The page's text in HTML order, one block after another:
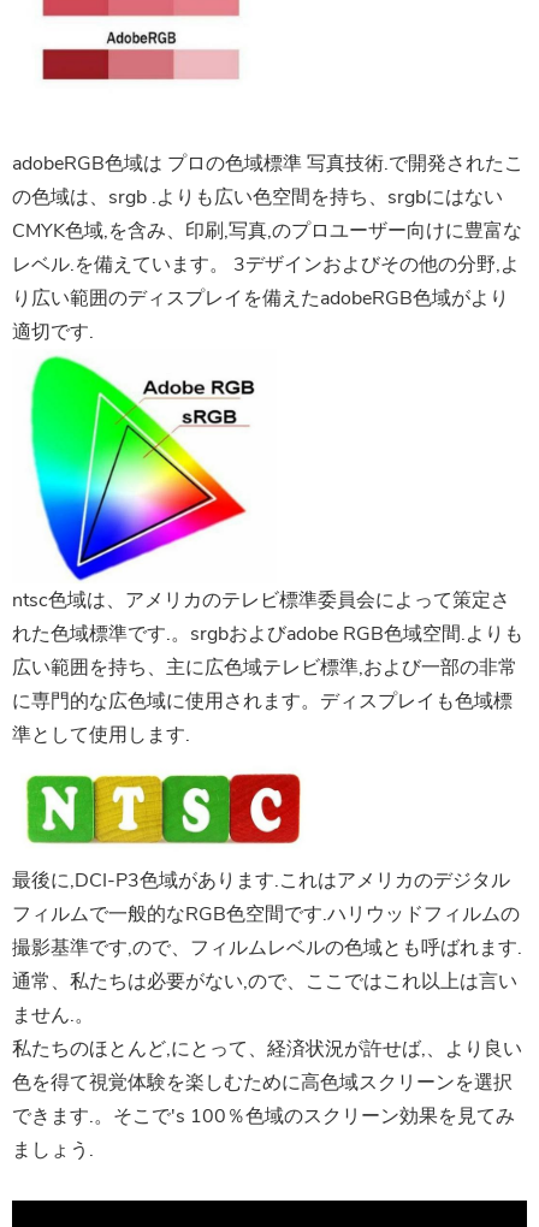
adobeRGB色域は プロの色域標準写真技術.で開発されたこ
の色域は、srgb .よりも広い色空間を持ち、srgbにはない
CMYK色域,を含み、印刷,写真,のプロユーザー向けに豊富な
レベル.を備えています。 3デザインおよびその他の分野,よ
り広い範囲のディスプレイを備えたadobeRGB色域がより
適切です.
ntsc色域は、アメリカのテレビ標準委員会によって策定さ
れた色域標準です.。srgbおよびadobe RGB色域空間.よりも
広い範囲を持ち、主に広色域テレビ標準,および一部の非常
に専門的な広色域に使用されます。ディスプレイも色域標
準として使用します.
最後に,DCI-P3色域があります.これはアメリカのデジタル
フィルムで一般的なRGB色空間です.ハリウッドフィルムの
撮影基準です,ので、フィルムレベルの色域とも呼ばれます.
通常、私たちは必要がない,ので、ここではこれ以上は言い
ません.。
私たちのほとんど,にとって、経済状況が許せば,、より良い
色を得て視覚体験を楽しむために高色域スクリーンを選択
できます.。そこで's 100％色域のスクリーン効果を見てみ
ましょう.